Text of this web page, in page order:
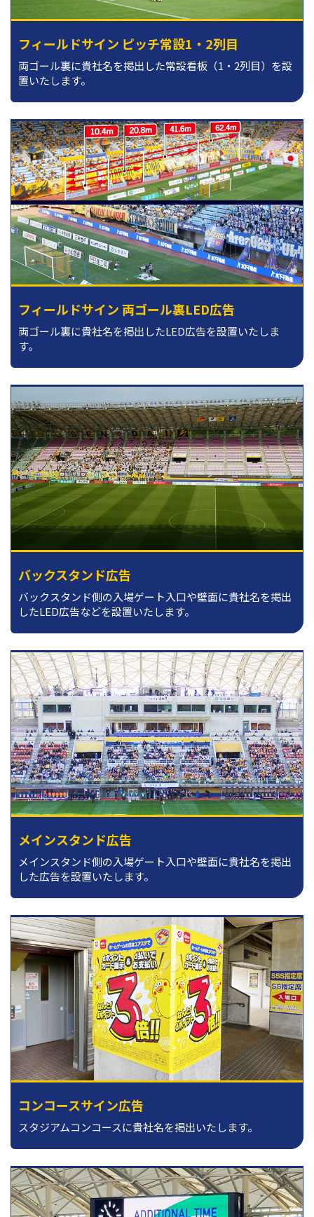
フィールドサイン ピッチ常設1・2列目
両ゴール裏に貴社名を掲出した常設看板（1・2列目）を設
置いたします。
フィールドサイン 両ゴール裏LED広告
両ゴール裏に貴社名を掲出したLED広告を設置いたしま
す。
バックスタンド広告
バックスタンド側の入場ゲート入口や壁面に貴社名を掲出
したLED広告などを設置いたします。
メインスタンド広告
メインスタンド側の入場ゲート入口や壁面に貴社名を掲出
した広告を設置いたします。
コンコースサイン広告
スタジアムコンコースに貴社名を掲出いたします。